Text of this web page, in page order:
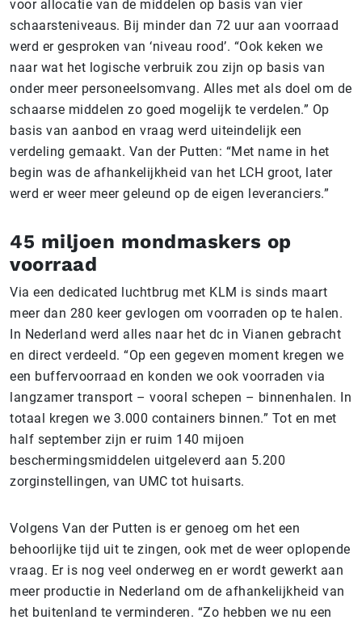
voor allocatie van de middelen op basis van vier
schaarsteniveaus. Bij minder dan 72 uur aan voorraad
werd er gesproken van ‘niveau rood’. “Ook keken we
naar wat het logische verbruik zou zijn op basis van
onder meer personeelsomvang. Alles met als doel om de
schaarse middelen zo goed mogelijk te verdelen.” Op
basis van aanbod en vraag werd uiteindelijk een
verdeling gemaakt. Van der Putten: “Met name in het
begin was de afhankelijkheid van het LCH groot, later
werd er weer meer geleund op de eigen leveranciers.”
45 miljoen mondmaskers op
voorraad
Via een dedicated luchtbrug met KLM is sinds maart
meer dan 280 keer gevlogen om voorraden op te halen.
In Nederland werd alles naar het dc in Vianen gebracht
en direct verdeeld. “Op een gegeven moment kregen we
een buffervoorraad en konden we ook voorraden via
langzamer transport – vooral schepen – binnenhalen. In
totaal kregen we 3.000 containers binnen.” Tot en met
half september zijn er ruim 140 mijoen
beschermingsmiddelen uitgeleverd aan 5.200
zorginstellingen, van UMC tot huisarts.
Volgens Van der Putten is er genoeg om het een
behoorlijke tijd uit te zingen, ook met de weer oplopende
vraag. Er is nog veel onderweg en er wordt gewerkt aan
meer productie in Nederland om de afhankelijkheid van
het buitenland te verminderen. “Zo hebben we nu een